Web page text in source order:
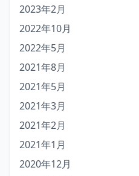
2023年2月
2022年10月
2022年5月
2021年8月
2021年5月
2021年3月
2021年2月
2021年1月
2020年12月